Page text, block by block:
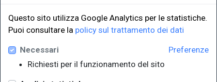
LINK ISTITUZIONALI
Università degli Studi di Trieste
Sistema Bibliotecario di Ateneo
Questo sito utilizza Google Analytics per le statistiche.
Puoi consultare la policy sul trattamento dei dati
Preferenze
Necessari
Richiesti per il funzionamento del sito